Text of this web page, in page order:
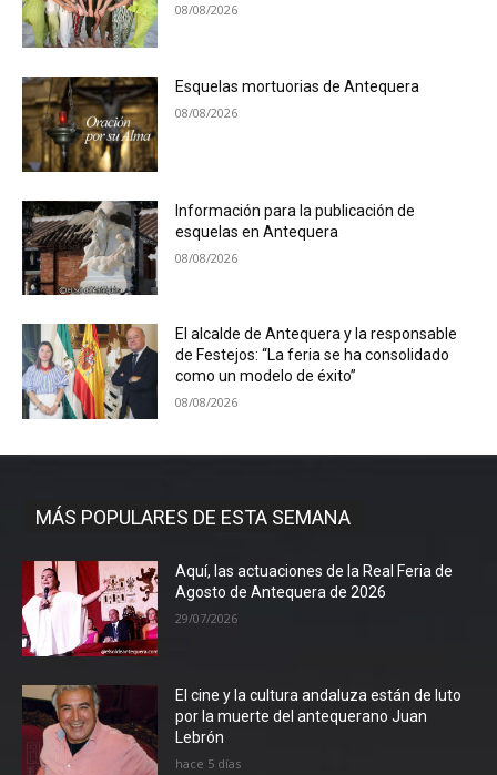
08/08/2026
Esquelas mortuorias de Antequera
08/08/2026
Información para la publicación de
esquelas en Antequera
08/08/2026
El alcalde de Antequera y la responsable
de Festejos: “La feria se ha consolidado
como un modelo de éxito”
08/08/2026
MÁS POPULARES DE ESTA SEMANA
Aquí, las actuaciones de la Real Feria de
Agosto de Antequera de 2026
29/07/2026
El cine y la cultura andaluza están de luto
por la muerte del antequerano Juan
Lebrón
hace 5 días